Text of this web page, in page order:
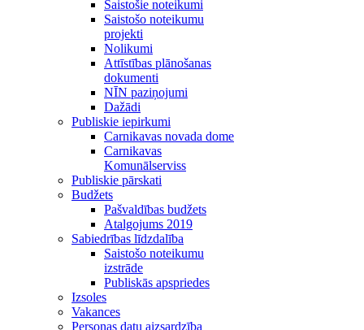
Saistošie noteikumi
Saistošo noteikumu
projekti
Nolikumi
Attīstības plānošanas
dokumenti
NĪN paziņojumi
Dažādi
Publiskie iepirkumi
Carnikavas novada dome
Carnikavas
Komunālserviss
Publiskie pārskati
Budžets
Pašvaldības budžets
Atalgojums 2019
Sabiedrības līdzdalība
Saistošo noteikumu
izstrāde
Publiskās apspriedes
Izsoles
Vakances
Personas datu aizsardzība